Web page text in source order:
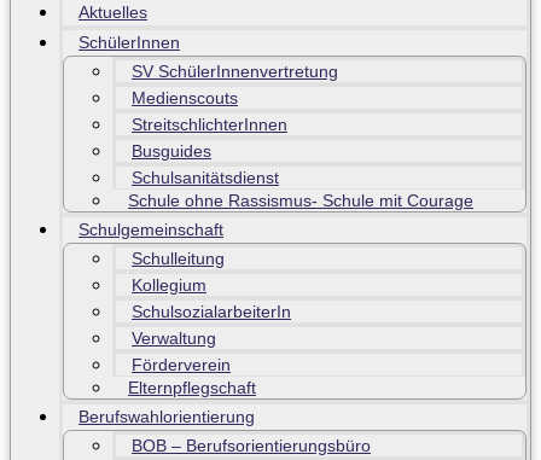
Aktuelles
SchülerInnen
SV SchülerInnenvertretung
Medienscouts
StreitschlichterInnen
Busguides
Schulsanitätsdienst
Schule ohne Rassismus- Schule mit Courage
Schulgemeinschaft
Schulleitung
Kollegium
SchulsozialarbeiterIn
Verwaltung
Förderverein
Elternpflegschaft
Berufswahlorientierung
BOB – Berufsorientierungsbüro